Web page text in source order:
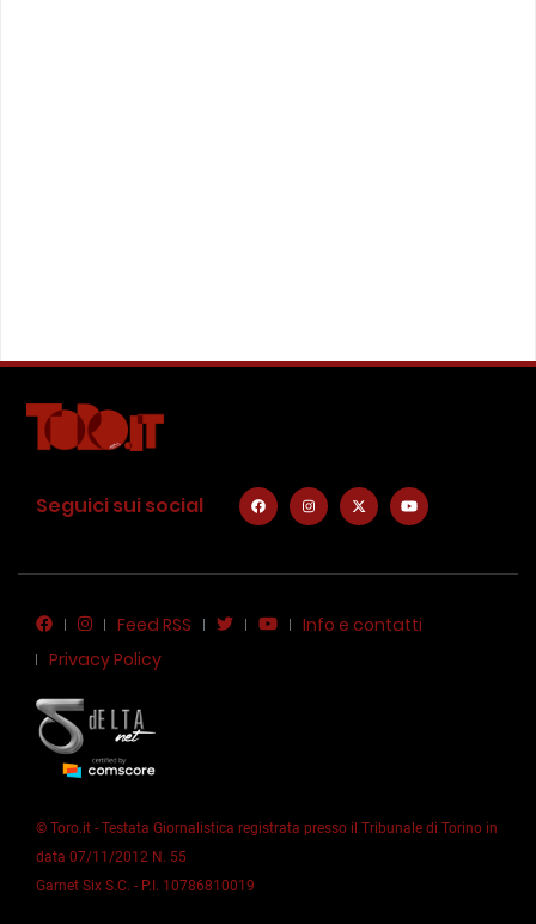
Seguici sui social
Feed RSS
Info e contatti
Privacy Policy
© Toro.it - Testata Giornalistica registrata presso il Tribunale di Torino in
data 07/11/2012 N. 55
Garnet Six S.C. - P.I. 10786810019